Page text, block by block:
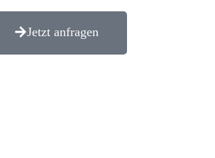
Jetzt anfragen